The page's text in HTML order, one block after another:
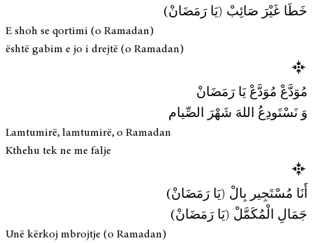
خَطَا غَيْرَ صَائِبْ (يَا رَمَضَانْ)
E shoh se qortimi (o Ramadan)
është gabim e jo i drejtë (o Ramadan)
مُوَدَّعْ مُوَدَّعْ يَا رَمَضَانْ
وَ نَسْتَودِعُ اللهَ شَهْرَ الصِّيام
Lamtumirë, lamtumirë, o Ramadan
Kthehu tek ne me falje
أَنَا مُسْتَجِير بِالْ (يَا رَمَضَانْ)
جَمَالِ الْمُكَمَّلْ (يَا رَمَضَانْ)
Unë kërkoj mbrojtje (o Ramadan)